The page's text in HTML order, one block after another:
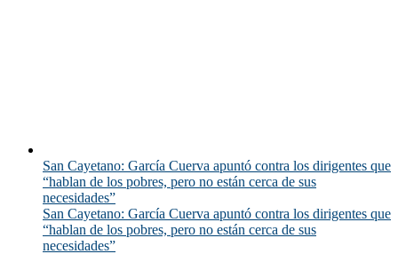
San Cayetano: García Cuerva apuntó contra los dirigentes que
“hablan de los pobres, pero no están cerca de sus
necesidades”
San Cayetano: García Cuerva apuntó contra los dirigentes que
“hablan de los pobres, pero no están cerca de sus
necesidades”